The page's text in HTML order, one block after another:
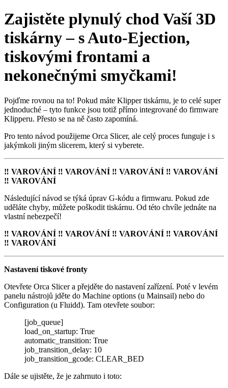
Zajistěte plynulý chod Vaší 3D
tiskárny – s Auto-Ejection,
tiskovými frontami a
nekonečnými smyčkami!
Pojďme rovnou na to! Pokud máte Klipper tiskárnu, je to celé super
jednoduché – tyto funkce jsou totiž přímo integrované do firmware
Klipperu. Přesto se na ně často zapomíná.
Pro tento návod použijeme Orca Slicer, ale celý proces funguje i s
jakýmkoli jiným slicerem, který si vyberete.
‼️ VAROVÁNÍ ‼️ VAROVÁNÍ ‼️ VAROVÁNÍ ‼️ VAROVÁNÍ
‼️ VAROVÁNÍ
Následující návod se týká úprav G-kódu a firmwaru. Pokud zde
uděláte chyby, můžete poškodit tiskárnu. Od této chvíle jednáte na
vlastní nebezpečí!
‼️ VAROVÁNÍ ‼️ VAROVÁNÍ ‼️ VAROVÁNÍ ‼️ VAROVÁNÍ
‼️ VAROVÁNÍ
Nastavení tiskové fronty
Otevřete Orca Slicer a přejděte do nastavení zařízení. Poté v levém
panelu nástrojů jděte do Machine options (u Mainsail) nebo do
Configuration (u Fluidd). Tam otevřete soubor:
[job_queue]
load_on_startup: True
automatic_transition: True
job_transition_delay: 10
job_transition_gcode: CLEAR_BED
Dále se ujistěte, že je zahrnuto i toto: